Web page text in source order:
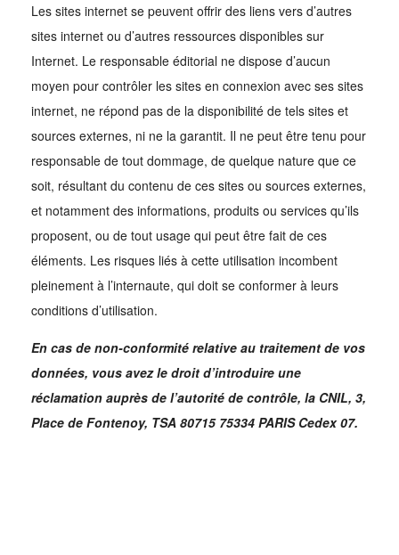
Les sites internet se peuvent offrir des liens vers d’autres
sites internet ou d’autres ressources disponibles sur
Internet. Le responsable éditorial ne dispose d’aucun
moyen pour contrôler les sites en connexion avec ses sites
internet, ne répond pas de la disponibilité de tels sites et
sources externes, ni ne la garantit. Il ne peut être tenu pour
responsable de tout dommage, de quelque nature que ce
soit, résultant du contenu de ces sites ou sources externes,
et notamment des informations, produits ou services qu’ils
proposent, ou de tout usage qui peut être fait de ces
éléments. Les risques liés à cette utilisation incombent
pleinement à l’internaute, qui doit se conformer à leurs
conditions d’utilisation.
En cas de non-conformité relative au traitement de vos
données, vous avez le droit d’introduire une
réclamation auprès de l’autorité de contrôle, la CNIL, 3,
Place de Fontenoy, TSA 80715 75334 PARIS Cedex 07.